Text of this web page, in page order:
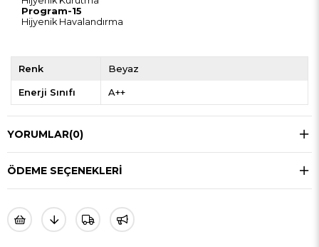
Program-15
Hijyenik Havalandırma
Renk Beyaz
Enerji Sınıfı A++
YORUMLAR(0)
ÖDEME SEÇENEKLERI